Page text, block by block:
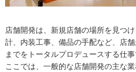
店舗開発は、新規店舗の場所を見つ
計、内装工事、備品の手配など、店
までをトータルプロデュースする仕事
ここでは、一般的な店舗開発の主な業